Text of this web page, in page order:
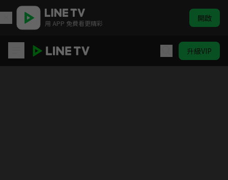
用 APP 免費看更精彩 開啟
升級VIP